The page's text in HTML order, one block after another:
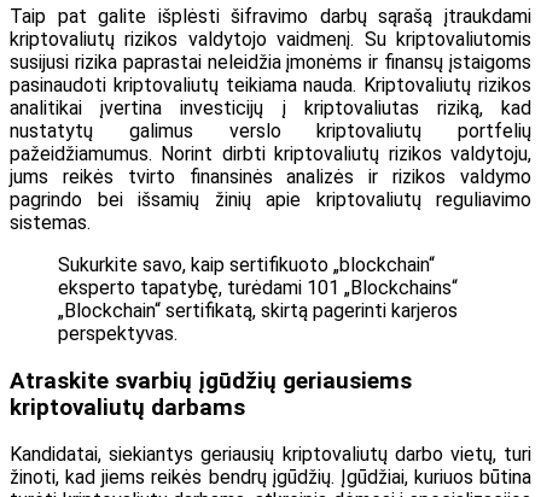
Taip pat galite išplėsti šifravimo darbų sąrašą įtraukdami
kriptovaliutų rizikos valdytojo vaidmenį. Su kriptovaliutomis
susijusi rizika paprastai neleidžia įmonėms ir finansų įstaigoms
pasinaudoti kriptovaliutų teikiama nauda. Kriptovaliutų rizikos
analitikai įvertina investicijų į kriptovaliutas riziką, kad
nustatytų galimus verslo kriptovaliutų portfelių
pažeidžiamumus. Norint dirbti kriptovaliutų rizikos valdytoju,
jums reikės tvirto finansinės analizės ir rizikos valdymo
pagrindo bei išsamių žinių apie kriptovaliutų reguliavimo
sistemas.
Sukurkite savo, kaip sertifikuoto „blockchain“
eksperto tapatybę, turėdami 101 „Blockchains“
„Blockchain“ sertifikatą, skirtą pagerinti karjeros
perspektyvas.
Atraskite svarbių įgūdžių geriausiems
kriptovaliutų darbams
Kandidatai, siekiantys geriausių kriptovaliutų darbo vietų, turi
žinoti, kad jiems reikės bendrų įgūdžių. Įgūdžiai, kuriuos būtina